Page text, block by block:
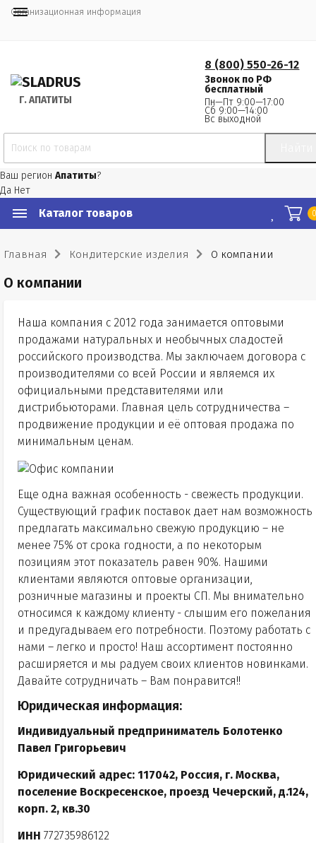
Организационная информация
Г. АПАТИТЫ
8 (800) 550-26-12
Звонок по РФ
бесплатный
Пн—Пт 9:00—17:00
Сб 9:00—14:00
Вс выходной
Ваш регион Апатиты?
Да Нет
Каталог товаров
Главная Кондитерские изделия О компании
О компании
Наша компания с 2012 года занимается оптовыми
продажами натуральных и необычных сладостей
российского производства. Мы заключаем договора с
производителями со всей России и являемся их
официальными представителями или
дистрибьюторами. Главная цель сотрудничества –
продвижение продукции и её оптовая продажа по
минимальным ценам.
Еще одна важная особенность - свежесть продукции.
Существующий график поставок дает нам возможность
предлагать максимально свежую продукцию – не
менее 75% от срока годности, а по некоторым
позициям этот показатель равен 90%. Нашими
клиентами являются оптовые организации,
розничные магазины и проекты СП. Мы внимательно
относимся к каждому клиенту - слышим его пожелания
и предугадываем его потребности. Поэтому работать с
нами – легко и просто! Наш ассортимент постоянно
расширяется и мы радуем своих клиентов новинками.
Давайте сотрудничать – Вам понравится!!
Юридическая информация:
Индивидуальный предприниматель Болотенко
Павел Григорьевич
Юридический адрес: 117042, Россия, г. Москва,
поселение Воскресенское, проезд Чечерский, д.124,
корп. 2, кв.30
ИНН 772735986122